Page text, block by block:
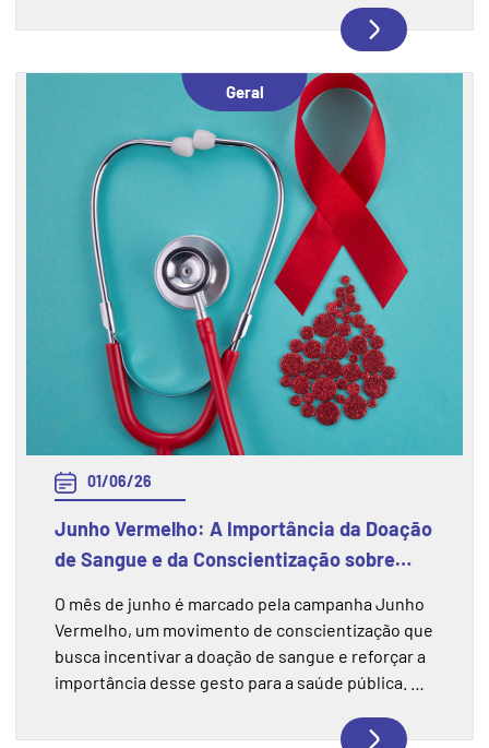
E, cada vez mais, também estão entre os fatores
que afetam a saúde mental e o desempenho das
pessoas dentro das empresas.
Geral
01/06/26
Junho Vermelho: A Importância da Doação
de Sangue e da Conscientização sobre
O mês de junho é marcado pela campanha Junho
Vermelho, um movimento de conscientização que
busca incentivar a doação de sangue e reforçar a
importância desse gesto para a saúde pública. A
constante de manter os estoques de sangue